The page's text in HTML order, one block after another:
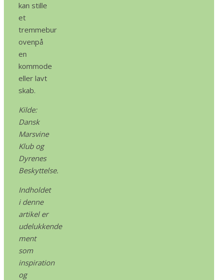
kan stille
et
tremmebur
ovenpå
en
kommode
eller lavt
skab.
Kilde:
Dansk
Marsvine
Klub og
Dyrenes
Beskyttelse.
Indholdet
i denne
artikel er
udelukkende
ment
som
inspiration
og